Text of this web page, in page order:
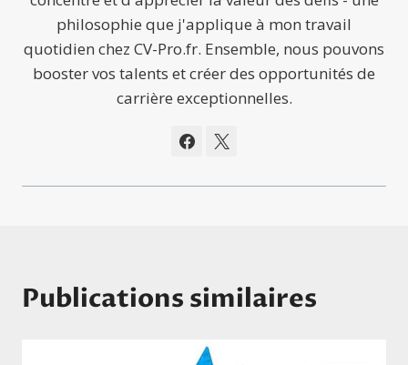
philosophie que j'applique à mon travail
quotidien chez CV-Pro.fr. Ensemble, nous pouvons
booster vos talents et créer des opportunités de
carrière exceptionnelles.
Publications similaires